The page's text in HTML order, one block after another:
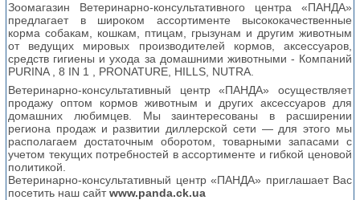
Зоомагазин Ветеринарно-консультативного центра «ПАНДА»
предлагает в широком ассортименте высококачественные
корма собакам, кошкам, птицам, грызунам и другим животным
от ведущих мировых производителей кормов, аксессуаров,
средств гигиены и ухода за домашними животными - Компаний
PURINA , 8 IN 1 , PRONATURE, HILLS, NUTRA.
Ветеринарно-консультативный центр «ПАНДА» осуществляет
продажу оптом кормов животным и других аксессуаров для
домашних любимцев. Мы заинтересованы в расширении
региона продаж и развитии диллерской сети — для этого мы
располагаем достаточным оборотом, товарными запасами с
учетом текущих потребностей в ассортименте и гибкой ценовой
политикой.
Ветеринарно-консультативный центр «ПАНДА» приглашает Вас
посетить наш сайтwww.panda.ck.ua